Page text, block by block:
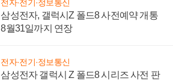
전자·전기·정보통신
삼성전자, 갤럭시Z 폴드8 사전예약 개통
8월31일까지 연장
전자·전기·정보통신
삼성전자 갤럭시 Z 폴드8 시리즈 사전 판